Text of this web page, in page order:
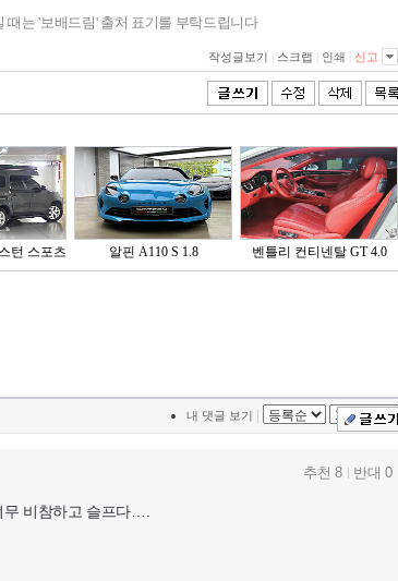
때는 '보배드림' 출처 표기를 부탁드립니다
작성글보기 스크랩 인쇄 신고
턴 스포츠
알핀 A110 S 1.8 벤틀리 컨티넨탈 GT 4.0
내 댓글 보기
비참하고 슬프다….
추천 8 반대 0